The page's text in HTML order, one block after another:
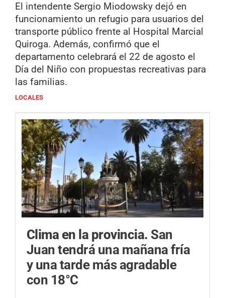
El intendente Sergio Miodowsky dejó en
funcionamiento un refugio para usuarios del
transporte público frente al Hospital Marcial
Quiroga. Además, confirmó que el
departamento celebrará el 22 de agosto el
Día del Niño con propuestas recreativas para
las familias.
LOCALES
Clima en la provincia. San
Juan tendrá una mañana fría
y una tarde más agradable
con 18°C